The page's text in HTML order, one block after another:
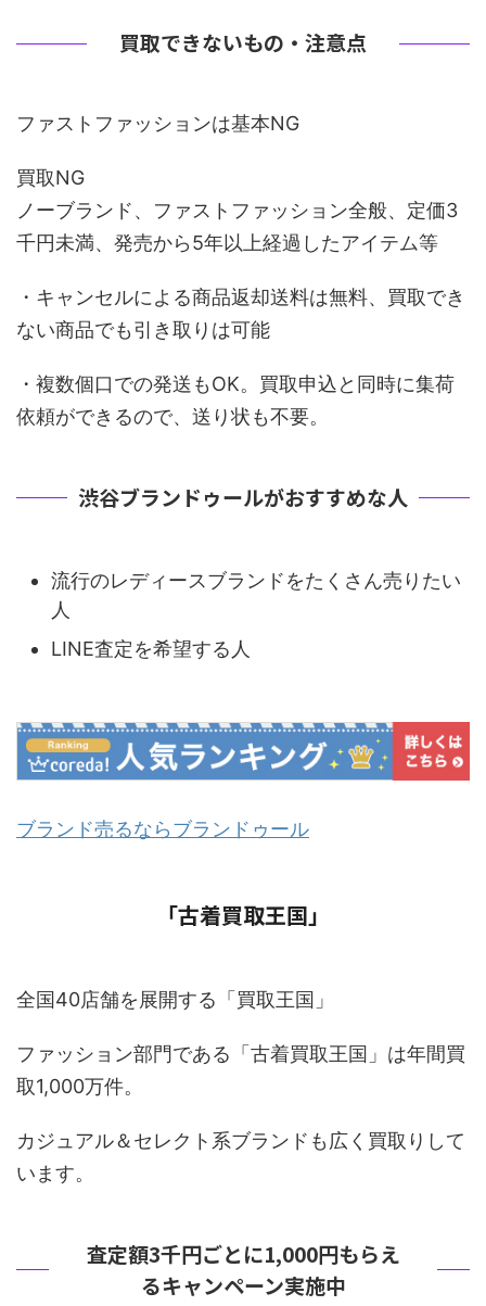
買取できないもの・注意点
ファストファッションは基本NG
買取NG
ノーブランド、ファストファッション全般、定価3
千円未満、発売から5年以上経過したアイテム等
・キャンセルによる商品返却送料は無料、買取でき
ない商品でも引き取りは可能
・複数個口での発送もOK。買取申込と同時に集荷
依頼ができるので、送り状も不要。
渋谷ブランドゥールがおすすめな人
流行のレディースブランドをたくさん売りたい
人
LINE査定を希望する人
ブランド売るならブランドゥール
「古着買取王国」
全国40店舗を展開する「買取王国」
ファッション部門である「古着買取王国」は年間買
取1,000万件。
カジュアル＆セレクト系ブランドも広く買取りして
います。
査定額3千円ごとに1,000円もらえ
るキャンペーン実施中